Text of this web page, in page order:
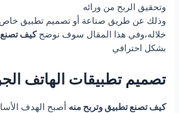
وتحقيق الربح من ورائه
خلاله،وفي هذا المقال سوف نوضحكيف تصنع
بشكل احترافي
تصميم تطبيقات الهاتف
كيف تصنع تطبيق وتربح منه أصبح الهدف